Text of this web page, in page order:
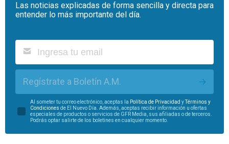
Las noticias explicadas de forma sencilla y directa para
entender lo más importante del día.
Regístrate a Boletín A.M.
Al someter tu correo electrónico, aceptas la Política de Privacidad yTérminos y
Condiciones de El Nuevo Día. Además, aceptas recibir información u ofertas
especiales de productos o servicios de GFR Media, sus afiliadas o de terceros.
Podrás optar salirte de los boletines en cualquier momento.